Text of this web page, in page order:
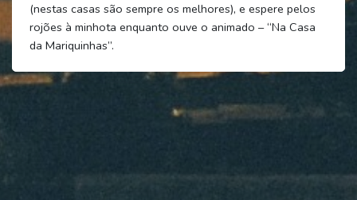
(nestas casas são sempre os melhores), e espere pelos
rojões à minhota enquanto ouve o animado – “Na Casa
da Mariquinhas”.